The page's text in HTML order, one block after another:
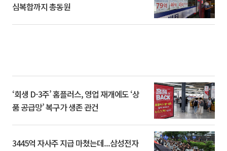
심복합까지 총동원
‘회생 D-3주’ 홈플러스, 영업 재개에도 ‘상
품 공급망’ 복구가 생존 관건
3445억 자사주 지급 마쳤는데...삼성전자